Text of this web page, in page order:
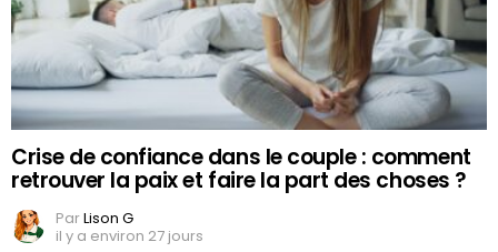
Crise de confiance dans le couple : comment
retrouver la paix et faire la part des choses ?
ParLison G
il y a environ 27 jours